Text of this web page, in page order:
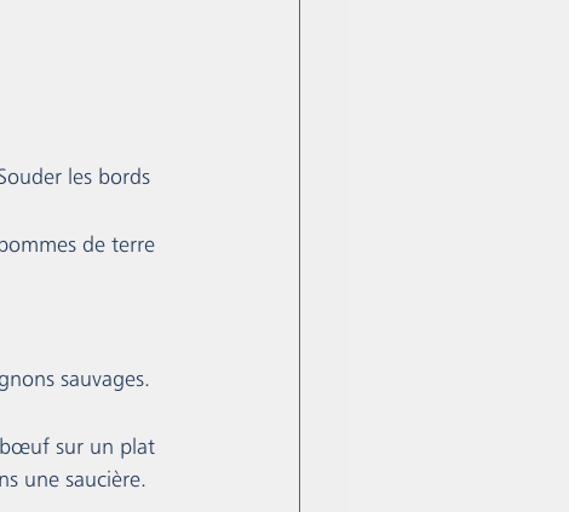
les bords
de terre
sauvages.
sur un plat
une saucière.